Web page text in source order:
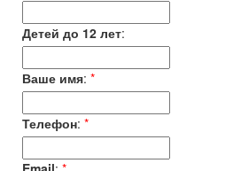
Детей до 12 лет:
Ваше имя: *
Телефон: *